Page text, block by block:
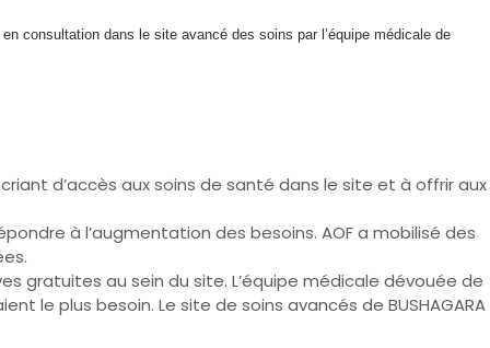
consultation dans le site avancé des soins par l’équipe médicale de
d’accès aux soins de santé dans le site et à offrir aux
à l’augmentation des besoins. AOF a mobilisé des
gratuites au sein du site. L’équipe médicale dévouée de
le plus besoin. Le site de soins avancés de BUSHAGARA